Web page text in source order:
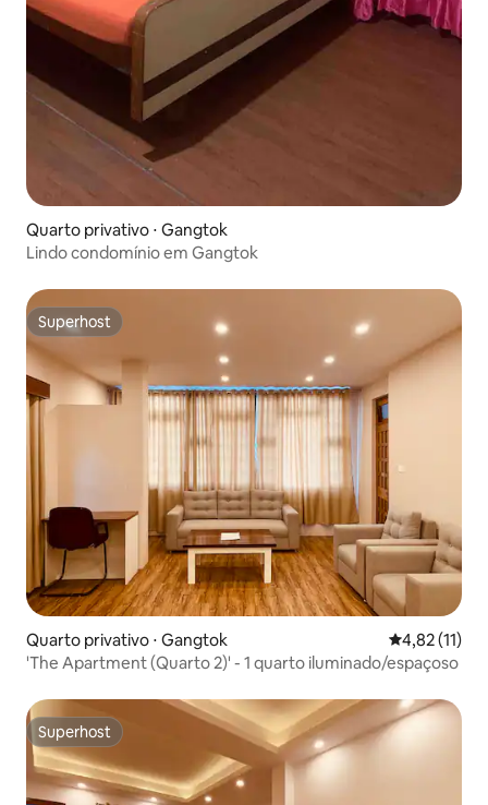
Quarto privativo ⋅ Gangtok
Lindo condomínio em Gangtok
Superhost
Superhost
Quarto privativo ⋅ Gangtok 4,82 de uma
4,82 (11)
'The Apartment (Quarto 2)' - 1 quarto iluminado/espaçoso
Superhost
Superhost